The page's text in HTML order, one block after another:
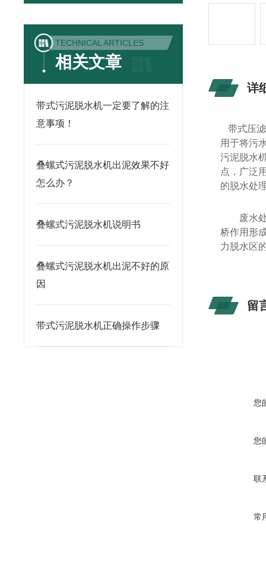
TECHNICAL ARTICLES
相关文章
带式污泥脱水机一定要了解的注
意事项！
叠螺式污泥脱水机出泥效果不好
怎么办？
叠螺式污泥脱水机说明书
叠螺式污泥脱水机出泥不好的原
因
带式污泥脱水机正确操作步骤
详
带式压
用于将污
污泥脱水
点，广泛
的脱水处
废水
桥作用形
力脱水区
留
您
您
联
常